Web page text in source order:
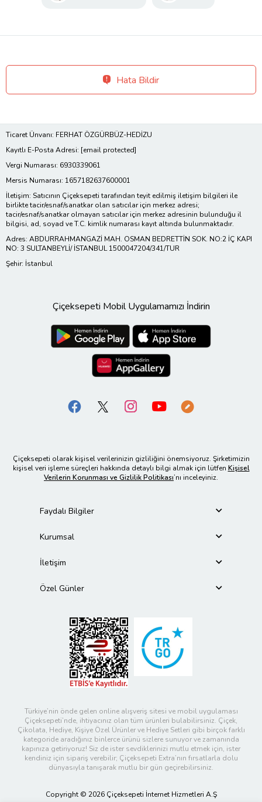
Hata Bildir
Ticaret Ünvanı: FERHAT ÖZGÜRBÜZ-HEDİZU
Kayıtlı E-Posta Adresi: [email protected]
Vergi Numarası: 6930339061
Mersis Numarası: 1657182637600001
İletişim: Satıcının Çiçeksepeti tarafından teyit edilmiş iletişim bilgileri ile
birlikte tacir/esnaf/sanatkar olan satıcılar için merkez adresi;
tacir/esnaf/sanatkar olmayan satıcılar için merkez adresinin bulunduğu il
bilgisi, ad, soyad ve T.C. kimlik numarası kayıt altında bulunmaktadır.
Adres: ABDURRAHMANGAZİ MAH. OSMAN BEDRETTİN SOK. NO:2 İÇ KAPI
NO: 3 SULTANBEYLİ/ İSTANBUL 1500047204/341/TUR
Şehir: İstanbul
Çiçeksepeti Mobil Uygulamamızı İndirin
Çiçeksepeti olarak kişisel verilerinizin gizliliğini önemsiyoruz. Şirketimizin
kişisel veri işleme süreçleri hakkında detaylı bilgi almak için lütfen Kişisel
Verilerin Korunması ve Gizlilik Politikası’nı inceleyiniz.
Faydalı Bilgiler
Kurumsal
İletişim
Özel Günler
Türkiye’nin önde gelen online alışveriş sitesi ve mobil uygulaması
Çiçeksepeti’nde, ihtiyacınız olan tüm ürünleri bulabilirsiniz. Çiçek,
Çikolata, Hediye, Kişiye Özel Ürünler ve Hediye Setleri gibi birçok farklı
kategoride aradığınız binlerce ürünü sizlere sunuyor ve zamanında
kapınıza getiriyoruz! Siz de ister sevdiklerinizi mutlu etmek için, ister
kendiniz için sipariş verebilir; Çiçeksepeti Extra’nın fırsatlarla dolu
dünyasıyla tanışarak mutlu bir gün geçirebilirsiniz.
Copyright © 2026 Çiçeksepeti İnternet Hizmetleri A.Ş